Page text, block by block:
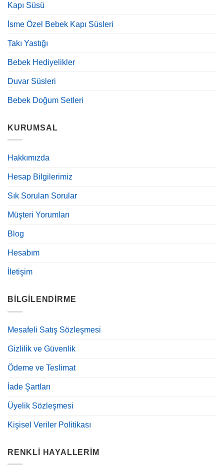
Kapı Süsü
İsme Özel Bebek Kapı Süsleri
Takı Yastığı
Bebek Hediyelikler
Duvar Süsleri
Bebek Doğum Setleri
KURUMSAL
Hakkımızda
Hesap Bilgilerimiz
Sık Sorulan Sorular
Müşteri Yorumları
Blog
Hesabım
İletişim
BILGILENDIRME
Mesafeli Satış Sözleşmesi
Gizlilik ve Güvenlik
Ödeme ve Teslimat
İade Şartları
Üyelik Sözleşmesi
Kişisel Veriler Politikası
RENKLI HAYALLERIM